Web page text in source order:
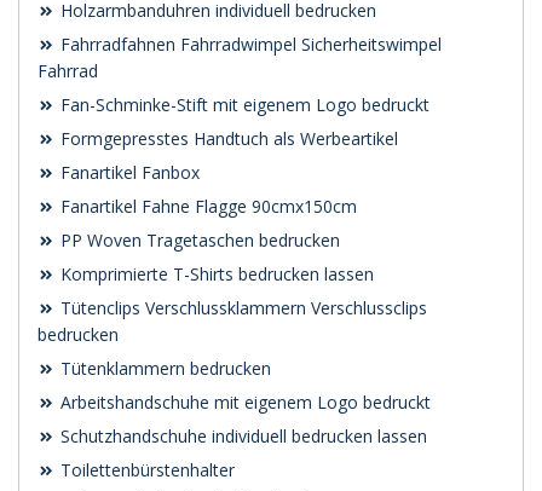
Holzarmbanduhren individuell bedrucken
Fahrradfahnen Fahrradwimpel Sicherheitswimpel
Fahrrad
Fan-Schminke-Stift mit eigenem Logo bedruckt
Formgepresstes Handtuch als Werbeartikel
Fanartikel Fanbox
Fanartikel Fahne Flagge 90cmx150cm
PP Woven Tragetaschen bedrucken
Komprimierte T-Shirts bedrucken lassen
Tütenclips Verschlussklammern Verschlussclips
bedrucken
Tütenklammern bedrucken
Arbeitshandschuhe mit eigenem Logo bedruckt
Schutzhandschuhe individuell bedrucken lassen
Toilettenbürstenhalter